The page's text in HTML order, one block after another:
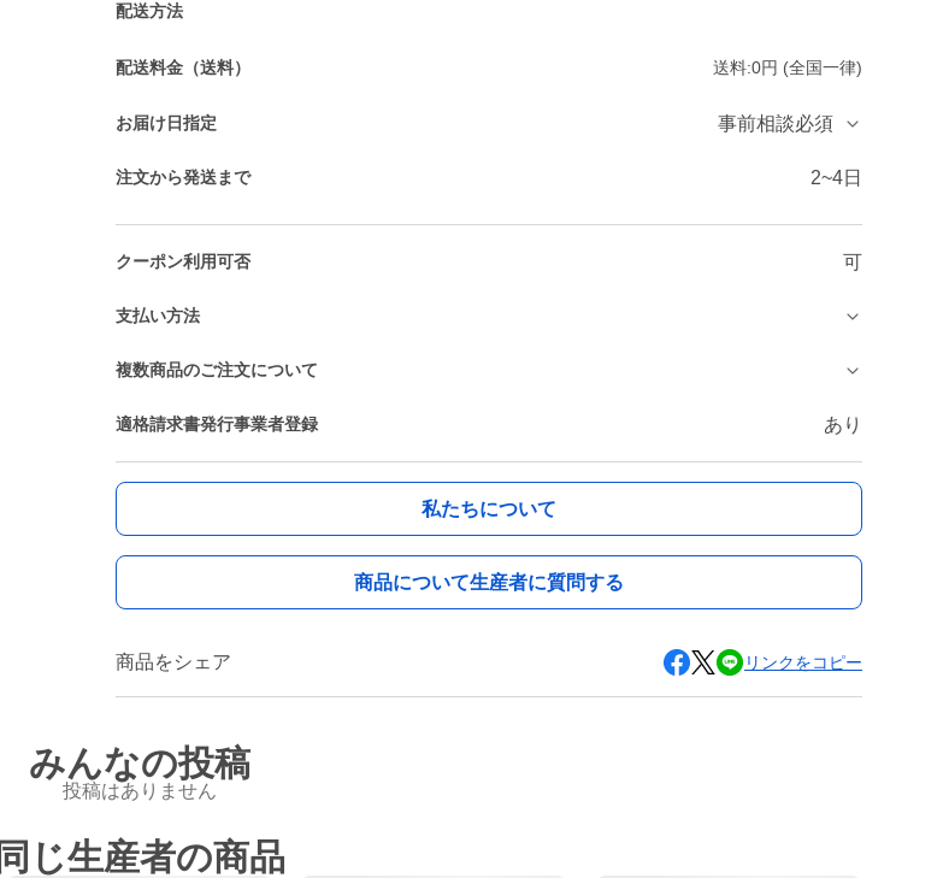
配送方法
配送料金（送料） 送料:0円 (全国一律)
お届け日指定 事前相談必須
注文から発送まで 2~4日
クーポン利用可否 可
支払い方法
複数商品のご注文について
適格請求書発行事業者登録 あり
私たちについて
商品について生産者に質問する
商品をシェア リンクをコピー
みんなの投稿
投稿はありません
同じ生産者の商品